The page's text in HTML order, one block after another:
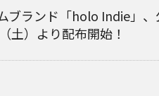
ブランド「holo Indie」
土）より配布開始！